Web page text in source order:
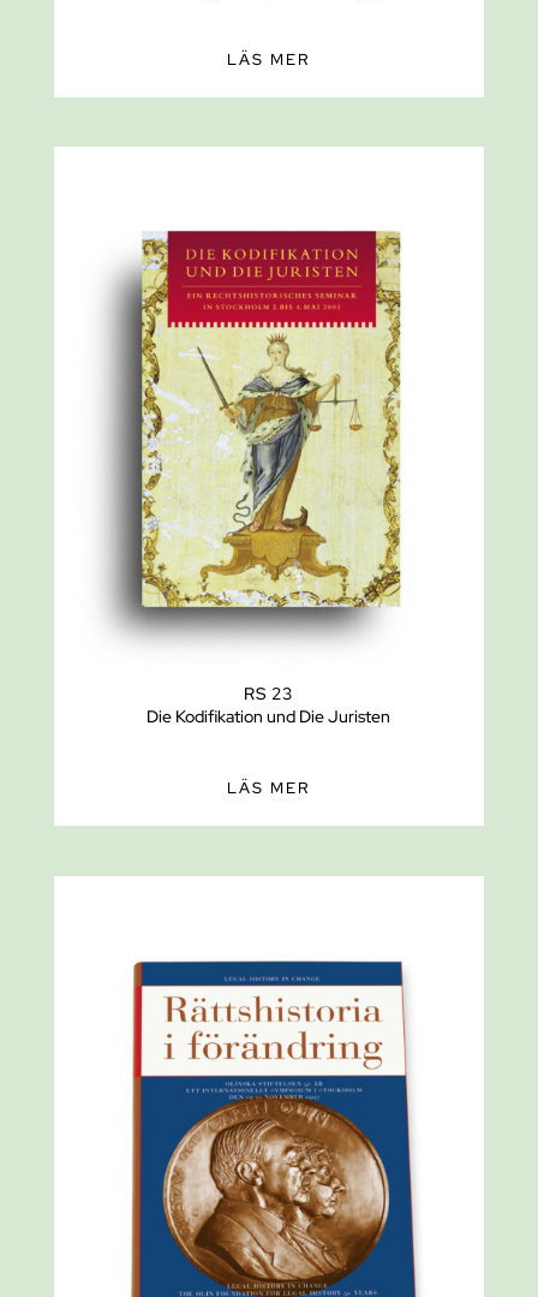
LÄS MER
RS 23
Die Kodifikation und Die Juristen
LÄS MER